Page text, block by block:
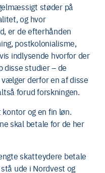
støder på
og hvor
er de efterhånden
postkolonialisme,
indlysende hvorfor der
disse studier – de
derfor en af disse
forud forskningen.
og en fin løn.
skal betale for de her
skatteydere betale
ude i Nordvest og